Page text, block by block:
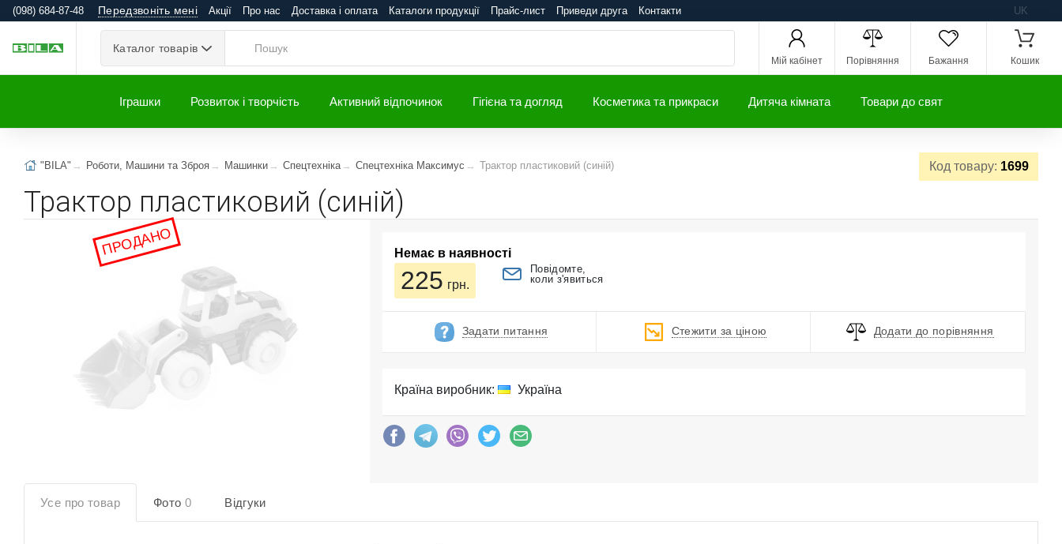
(098) 684-87-48 Передзвоніть мені Акції Про нас Доставка і оплата Каталоги продукції Прайс-лист Приведи друга Контакти UK
Каталог товарів
Мій кабінет Порівняння Бажання Кошик
Іграшки Розвиток і творчість Активний відпочинок Гігієна та догляд Косметика та прикраси Дитяча кімната Товари до свят
Код товару: 1699
"BILA" Роботи, Машини та Зброя Машинки Спецтехніка Спецтехніка Максимус Трактор пластиковий (синій)
Трактор пластиковий (синій)
ПРОДАНО Немає в наявності
225 грн.
Повідомте,
коли з'явиться
Задати питання Стежити за ціною Додати до порівняння
Країна виробник: Україна
Усе про товар Фото 0 Відгуки